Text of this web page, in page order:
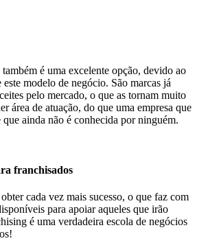
é uma excelente opção, devido ao
modelo de negócio. São marcas já
pelo mercado, o que as tornam muito
área de atuação, do que uma empresa que
que ainda não é conhecida por ninguém.
franchisados
cada vez mais sucesso, o que faz com
para apoiar aqueles que irão
é uma verdadeira escola de negócios